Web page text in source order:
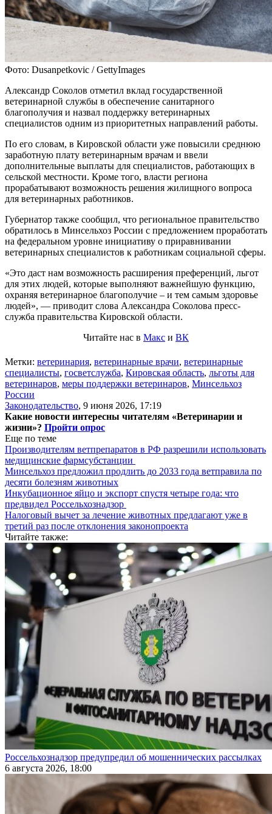
Фото: Dusanpetkovic / GettyImages
Александр Соколов отметил вклад государственной
ветеринарной службы в обеспечение санитарного
благополучия и назвал поддержку ветеринарных
специалистов одним из приоритетных направлений работы.
По его словам, в Кировской области уже повысили среднюю
заработную плату ветеринарным врачам и ввели
дополнительные выплаты для специалистов, работающих в
сельской местности. Кроме того, власти региона
прорабатывают возможность решения жилищного вопроса
для ветеринарных работников.
Губернатор также сообщил, что региональное правительство
обратилось в Минсельхоз России с предложением проработать
на федеральном уровне инициативу о приравнивании
ветеринарных специалистов к работникам социальной сферы.
«Это даст нам возможность расширения преференций, льгот
для этих людей, которые выполняют важнейшую функцию,
охраняя ветеринарное благополучие – и тем самым здоровье
людей», — приводит слова Александра Соколова пресс-
служба правительства Кировской области.
Читайте нас в Макс и ВК
Метки: ветеринария, ветеринарные врачи, ветеринарные
специалисты, госветслужба, Кировская область, льготы для
ветеринаров, меры поддержки ветеринаров, Минсельхоз
России
Законодательство, 9 июня 2026, 17:19
Какие новости интересны читателям «Ветеринарии и
жизни»? Пройти опрос
Еще по теме
Производителям ветпрепаратов в РФ разрешили использовать
медицинские фармсубстанции
Минсельхоз предложил продлить до 2033 года ветправила по
десяти болезням животных
Инкубационное яйцо и экспорт спустя четыре года: что
предвидел Россельхознадзор
Налоговый вычет за лечение животных предлагают уже в
третий раз после отклонения законопроекта
Читайте также:
Россельхознадзор предупредил об мошеннических рассылках
6 августа 2026, 18:00